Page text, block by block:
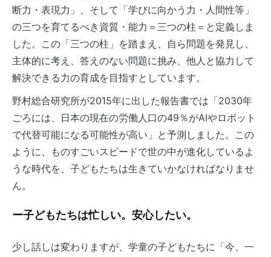
断力・表現力」、そして「学びに向かう力・人間性等」
の三つを育てるべき資質・能力＝三つの柱＝と定義しま
した。この「三つの柱」を踏まえ、自ら問題を発見し、
主体的に考え、答えのない問題に挑み、他人と協力して
解決できる力の育成を目指すとしています。
野村総合研究所が2015年に出した報告書では「2030年
ごろには、日本の現在の労働人口の49％がAIやロボット
で代替可能になる可能性が高い」と予測しました。この
ように、ものすごいスピードで世の中が進化しているよ
うな時代を、子どもたちは生きていかなければなりませ
ん。
ー子どもたちは忙しい。安心したい。
少し話しは変わりますが、学童の子どもたちに「今、一